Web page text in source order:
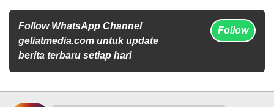
Follow WhatsApp Channel
geliatmedia.com untuk update
berita terbaru setiap hari
Follow